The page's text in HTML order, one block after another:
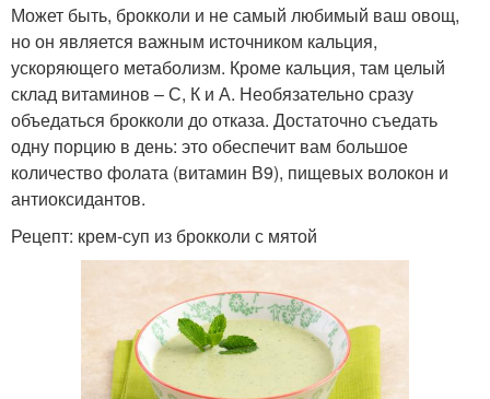
Может быть, брокколи и не самый любимый ваш овощ,
но он является важным источником кальция,
ускоряющего метаболизм. Кроме кальция, там целый
склад витаминов – С, К и А. Необязательно сразу
объедаться брокколи до отказа. Достаточно съедать
одну порцию в день: это обеспечит вам большое
количество фолата (витамин В9), пищевых волокон и
антиоксидантов.
Рецепт: крем-суп из брокколи с мятой